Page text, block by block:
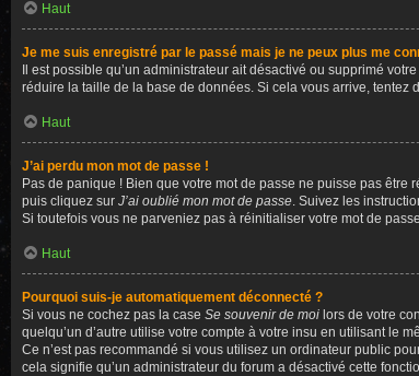
Haut
Je me suis enregistré par le passé mais je ne peux plus me
Il est possible qu’un administrateur ait désactivé ou supprimé
réduire la taille de la base de données. Si cela vous arrive, tentez
Haut
J’ai perdu mon mot de passe !
Pas de panique ! Bien que votre mot de passe ne puisse pas
puis cliquez sur J’ai oublié mon mot de passe. Suivez les
Si toutefois vous ne parveniez pas à réinitialiser votre mot de
Haut
Pourquoi suis-je automatiquement déconnecté ?
Si vous ne cochez pas la case Se souvenir de moi lors de votre
quelqu’un d’autre utilise votre compte à votre insu en utilisant le
Ce n’est pas recommandé si vous utilisez un ordinateur public
cela signifie qu’un administrateur du forum a désactivé cette